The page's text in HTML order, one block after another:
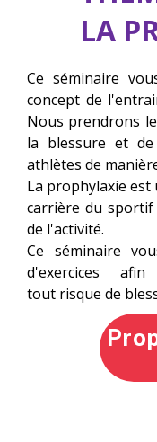
LA
Ce séminaire
concept de
Nous prendrons
la blessure et
athlètes de
La prophylaxie
carrière du
de l'activité.
Ce séminaire
d'exercices
tout risque de